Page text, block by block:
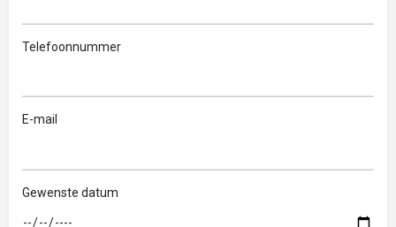
Telefoonnummer
E-mail
Gewenste datum